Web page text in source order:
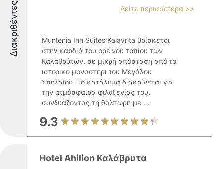
Διακριθέντες Δείτε περισσότερα >>
Muntenia Inn Suites Kalavrita βρίσκεται
στην καρδιά του ορεινού τοπίου των
Καλαβρύτων, σε μικρή απόσταση από το
ιστορικό μοναστήρι του Μεγάλου
Σπηλαίου. Το κατάλυμα διακρίνεται για
την ατμόσφαιρα φιλοξενίας του,
συνδυάζοντας τη θαλπωρή με ...
9.3
Hotel Ahilion Καλάβρυτα